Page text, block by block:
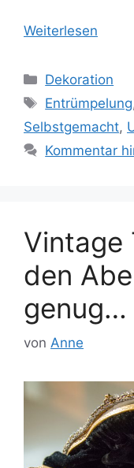
Weiterlesen
Kategorien
Dekoration
Schlagwörter
Entrümpelung
Selbstgemacht,
Kommentar
Vintage
den
genug…
von Anne